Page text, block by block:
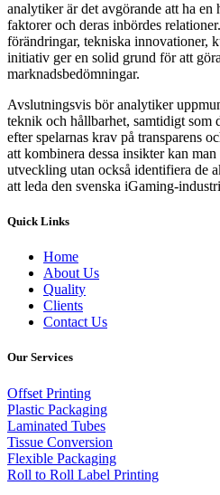
analytiker är det avgörande att ha en
faktorer och deras inbördes
förändringar, tekniska innovationer,
initiativ ger en solid grund för att
marknadsbedömningar.
Avslutningsvis bör analytiker
teknik och hållbarhet, samtidigt som
efter spelarnas krav på transparens
att kombinera dessa insikter kan
utveckling utan också identifiera de
att leda den svenska iGaming-
Quick Links
Home
About Us
Quality
Clients
Contact Us
Our Services
Offset Printing
Plastic Packaging
Laminated Tubes
Tissue Conversion
Flexible Packaging
Roll to Roll Label Printing